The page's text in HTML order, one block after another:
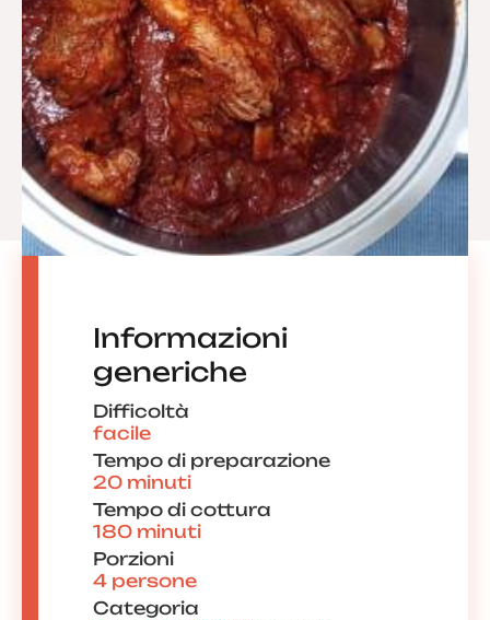
Informazioni
generiche
Difficoltà
facile
Tempo di preparazione
20 minuti
Tempo di cottura
180 minuti
Porzioni
4 persone
Categoria